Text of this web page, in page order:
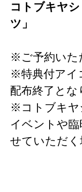
コトブキヤ
ツ」
※ご予約いた
※特典付アイ
配布終了と
※コトブキヤ
イベントや
せていただく